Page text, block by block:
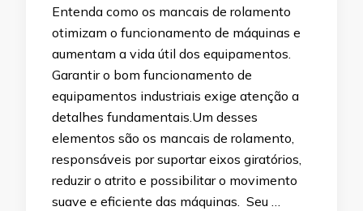
Entenda como os mancais de rolamento
otimizam o funcionamento de máquinas e
aumentam a vida útil dos equipamentos.
Garantir o bom funcionamento de
equipamentos industriais exige atenção a
detalhes fundamentais.Um desses
elementos são os mancais de rolamento,
responsáveis por suportar eixos giratórios,
reduzir o atrito e possibilitar o movimento
suave e eficiente das máquinas. Seu …